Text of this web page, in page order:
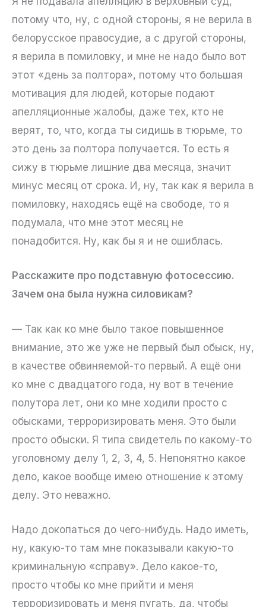
потому что, ну, с одной стороны, я не верила в
белорусское правосудие, а с другой стороны,
я верила в помиловку, и мне не надо было вот
этот «день за полтора», потому что большая
мотивация для людей, которые подают
апелляционные жалобы, даже тех, кто не
верят, то, что, когда ты сидишь в тюрьме, то
это день за полтора получается. То есть я
сижу в тюрьме лишние два месяца, значит
минус месяц от срока. И, ну, так как я верила в
помиловку, находясь ещё на свободе, то я
подумала, что мне этот месяц не
понадобится. Ну, как бы я и не ошиблась.
Расскажите про подставную фотосессию.
Зачем она была нужна силовикам?
— Так как ко мне было такое повышенное
внимание, это же уже не первый был обыск, ну,
в качестве обвиняемой-то первый. А ещё они
ко мне с двадцатого года, ну вот в течение
полутора лет, они ко мне ходили просто с
обысками, терроризировать меня. Это были
просто обыски. Я типа свидетель по какому-то
уголовному делу 1, 2, 3, 4, 5. Непонятно какое
дело, какое вообще имею отношение к этому
делу. Это неважно.
Надо докопаться до чего-нибудь. Надо иметь,
ну, какую-то там мне показывали какую-то
криминальную «справу». Дело какое-то,
просто чтобы ко мне прийти и меня
терроризировать и меня пугать, да, чтобы